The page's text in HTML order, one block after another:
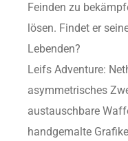
Feinden zu
lösen. Findet er
Lebenden?
Leifs Adventure:
asymmetrisches
austauschbare
handgemalte